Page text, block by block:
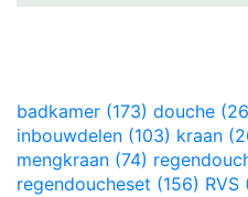
badkamer (173) douche
inbouwdelen (103) kraan
mengkraan (74)
regendoucheset (156) RVS